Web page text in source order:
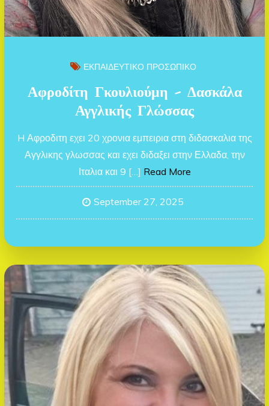
ΕΚΠΑΙΔΕΥΤΙΚΟ ΠΡΟΣΩΠΙΚΟ
Αφροδίτη Γκουλιούμη – Δασκάλα
Αγγλικής Γλώσσας
H Αφροδιτη εχει 20 χρονια εμπειρια στη διδασκαλια της
Αγγλικης γλωσσας και εχει διδαξει στην Ελλαδα, την
Ιταλια και 9 […] Read More
September 27, 2025